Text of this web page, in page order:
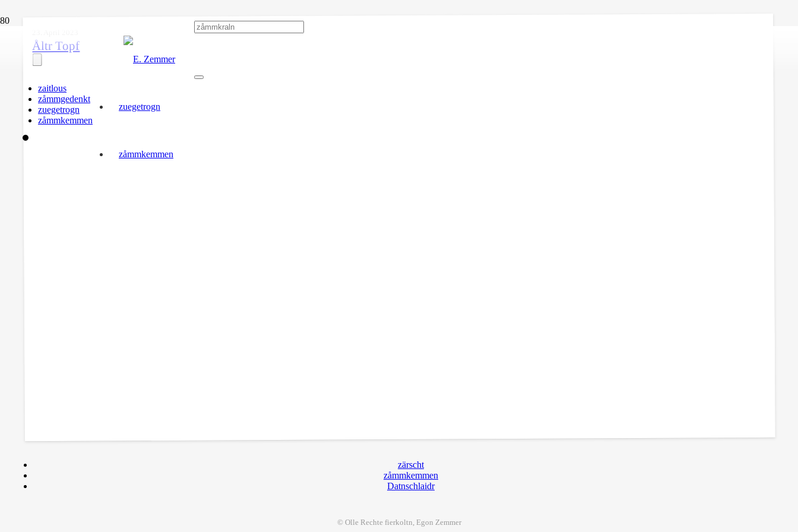
zuegetrogn
zåmmkemmen
zaitlous
zåmmgedenkt
zuegetrogn
zåmmkemmen
Åltr Topf
zärscht
zåmmkemmen
Datnschlaidr
© Olle Rechte fierkoltn, Egon Zemmer